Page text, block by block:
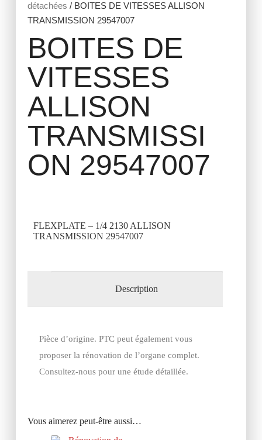
détachées / BOITES DE VITESSES ALLISON
TRANSMISSION 29547007
BOITES DE
VITESSES
ALLISON
TRANSMISSI
ON 29547007
FLEXPLATE – 1/4 2130 ALLISON
TRANSMISSION 29547007
Description
Pièce d’origine. PTC peut également vous
proposer la rénovation de l’organe complet.
Consultez-nous pour une étude détaillée.
Vous aimerez peut-être aussi…